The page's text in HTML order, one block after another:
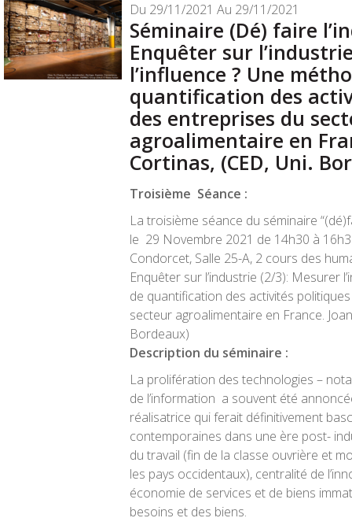
Du 29/11/2021 Au 29/11/2021
Séminaire (Dé) faire
Enquêter sur
l’influence ? Une
quantification des
des entreprises du
agroalimentaire en
Cortinas, (CED, Uni.
Troisième Séance :
La troisième séance du séminaire
le 29 Novembre 2021 de 14h30 à
Condorcet, Salle 25-A, 2 cours des
Enquêter sur l’industrie (2/3): Mesurer
de quantification des activités
secteur agroalimentaire en France.
Bordeaux)
Description du séminaire :
La prolifération des technologies –
de l’information a souvent été
réalisatrice qui ferait définitivement
contemporaines dans une ère post-
du travail (fin de la classe ouvrière et
les pays occidentaux), centralité de
économie de services et de biens
besoins et des biens.